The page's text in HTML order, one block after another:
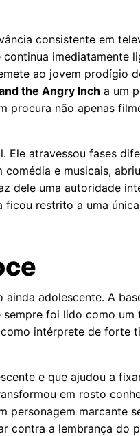
consistente em
imediatamente
ao jovem prodígio
the Angry Inch a um
procura não apenas
Ele atravessou fases
e musicais,
dele uma autoridade
ficou restrito a uma
adolescente. A
foi lido como um
intérprete de forte
e que ajudou a
em rosto
personagem marcante
contra a lembrança do